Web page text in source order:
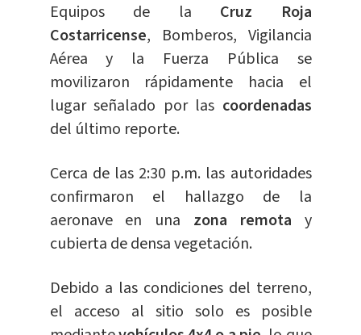
Equipos de la Cruz Roja
Costarricense, Bomberos, Vigilancia
Aérea y la Fuerza Pública se
movilizaron rápidamente hacia el
lugar señalado por las coordenadas
del último reporte.
Cerca de las 2:30 p.m. las autoridades
confirmaron el hallazgo de la
aeronave en una zona remota y
cubierta de densa vegetación.
Debido a las condiciones del terreno,
el acceso al sitio solo es posible